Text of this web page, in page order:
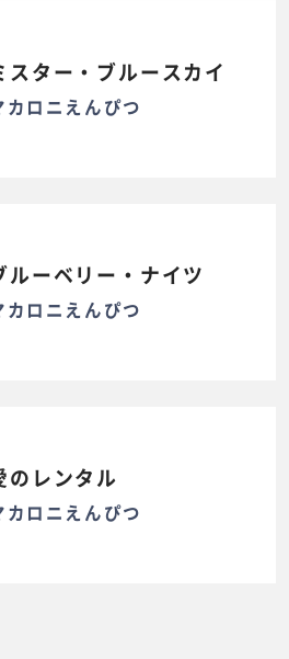
スター・ブルースカイ
カロニえんぴつ
ルーベリー・ナイツ
カロニえんぴつ
のレンタル
カロニえんぴつ